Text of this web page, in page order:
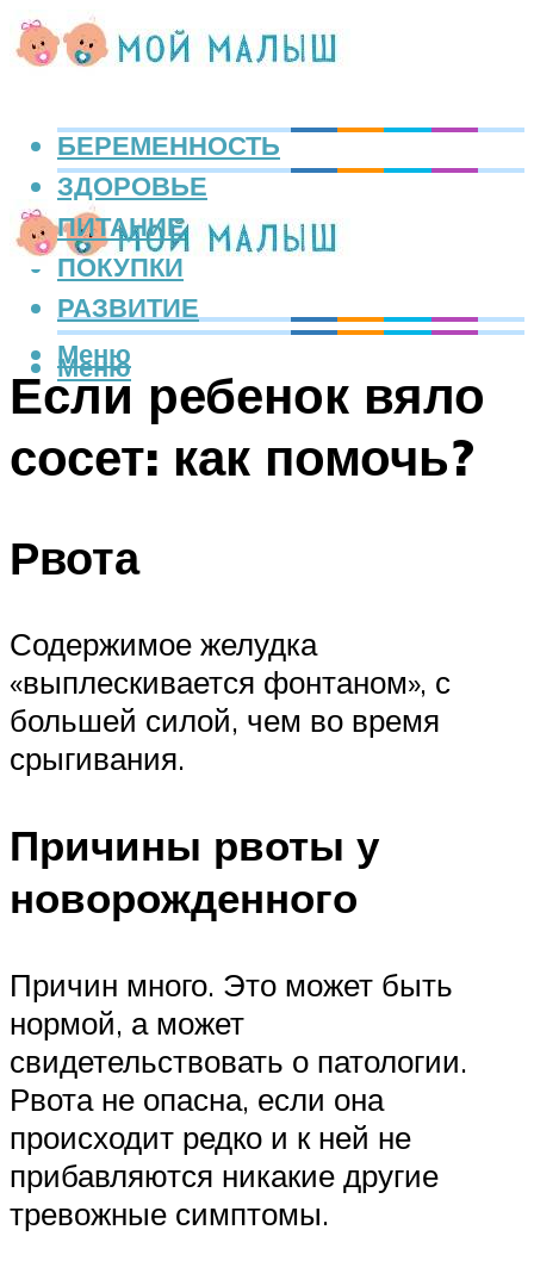
БЕРЕМЕННОСТЬ
ЗДОРОВЬЕ
ПИТАНИЕ
ПОКУПКИ
РАЗВИТИЕ
Меню
Меню
Если ребенок вяло
сосет: как помочь?
Рвота
Содержимое желудка
«выплескивается фонтаном», с
большей силой, чем во время
срыгивания.
Причины рвоты у
новорожденного
Причин много. Это может быть
нормой, а может
свидетельствовать о патологии.
Рвота не опасна, если она
происходит редко и к ней не
прибавляются никакие другие
тревожные симптомы.